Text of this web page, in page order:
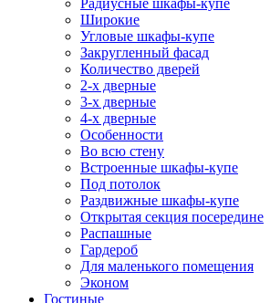
Радиусные шкафы-купе
Широкие
Угловые шкафы-купе
Закругленный фасад
Количество дверей
2-х дверные
3-х дверные
4-х дверные
Особенности
Во всю стену
Встроенные шкафы-купе
Под потолок
Раздвижные шкафы-купе
Открытая секция посередине
Распашные
Гардероб
Для маленького помещения
Эконом
Гостиные